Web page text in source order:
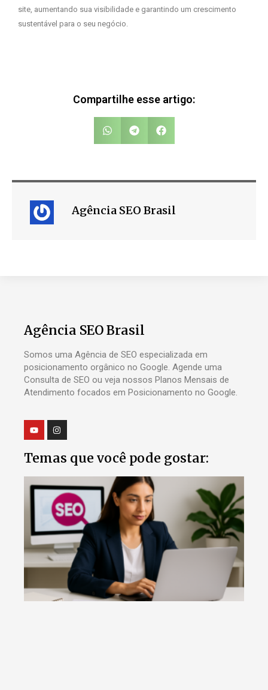
site, aumentando sua visibilidade e garantindo um crescimento
sustentável para o seu negócio.
Compartilhe esse artigo:
Agência SEO Brasil
Agência SEO Brasil
Somos uma Agência de SEO especializada em
posicionamento orgânico no Google. Agende uma
Consulta de SEO ou veja nossos Planos Mensais de
Atendimento focados em Posicionamento no Google.
Temas que você pode gostar: